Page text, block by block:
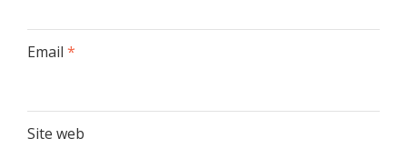
Email *
Site web